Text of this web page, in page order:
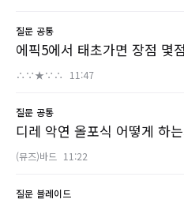
질문 공통
에픽5에서 태초가면 장점 몇
∴∵★∵∴ 11:47
질문 공통
디레 악연 올포식 어떻게 하
(뮤즈)바드 11:22
질문 블레이드